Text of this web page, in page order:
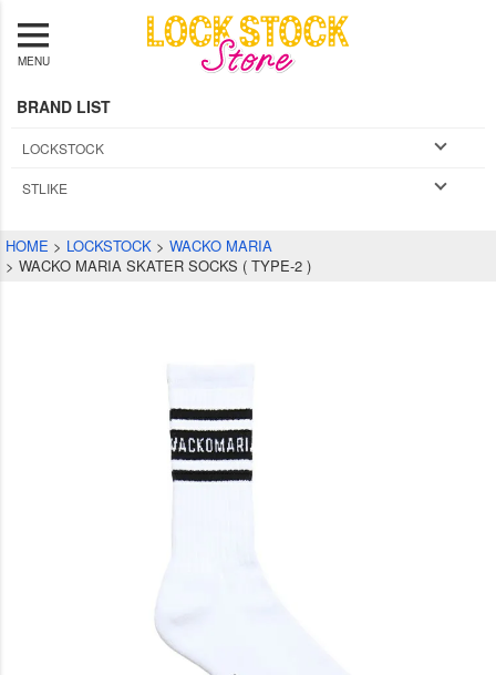
MENU
BRAND LIST
LOCKSTOCK
STLIKE
HOME LOCKSTOCK
WACKO MARIA
WACKO MARIA SKATER SOCKS ( TYPE-2 )